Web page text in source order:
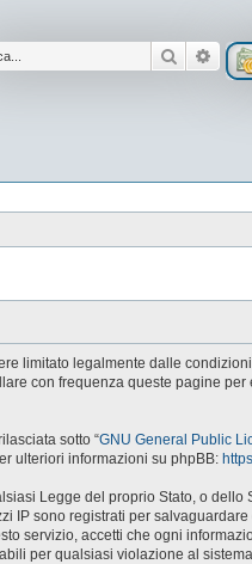
Cerca
limitato legalmente dalle
con frequenza queste pagine
sotto “GNU General Public
ulteriori informazioni su phpBB:
Legge del proprio Stato, o dello
IP sono registrati per
servizio, accetti che ogni
per qualsiasi violazione al